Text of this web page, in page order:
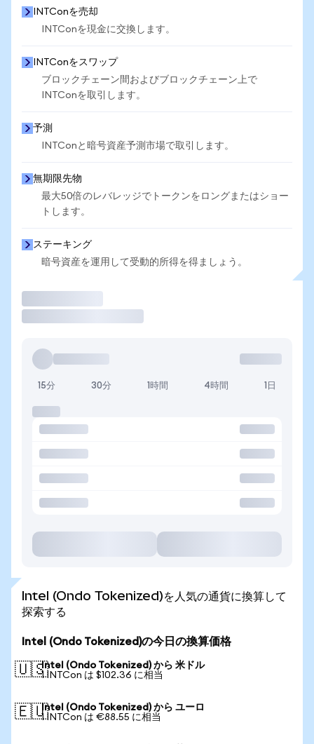
INTConを売却
INTConを現金に交換します。
INTConをスワップ
ブロックチェーン間およびブロックチェーン上で
INTConを取引します。
予測
INTConと暗号資産予測市場で取引します。
無期限先物
最大50倍のレバレッジでトークンをロングまたはショー
トします。
ステーキング
暗号資産を運用して受動的所得を得ましょう。
15分 30分 1時間 4時間 1日
Intel (Ondo Tokenized)を人気の通貨に換算して
探索する
Intel (Ondo Tokenized)の今日の換算価格
🇺🇸Intel (Ondo Tokenized) から 米ドル
1 INTCon は $102.36 に相当
🇪🇺Intel (Ondo Tokenized) から ユーロ
1 INTCon は €88.55 に相当